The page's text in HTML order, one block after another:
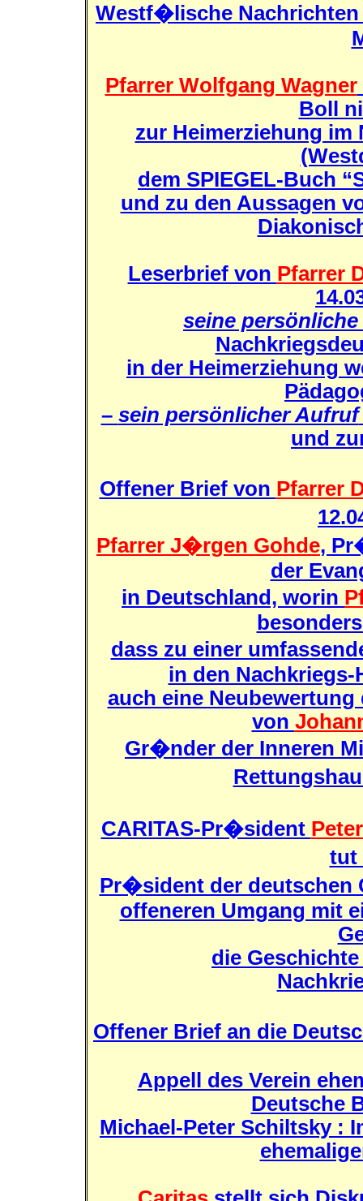
Westf�lische
Pfarrer Wolfgang Wagner
Boll
zur Heimerziehung im
dem SPIEGEL-Buch
und zu den Aussagen
Leserbrief von Pfarrer
seine
in der Heimerziehung
– sein persönlicher Aufruf
und
Offener Brief von Pfarrer
Pfarrer J�rgen Gohde,
der
in Deutschland, worin
dass zu einer
in den
auch eine
von
Gr�nder der Inneren
CARITAS-Pr�sident
tut
Pr�sident der deutschen
offeneren Umgang mit
die
Offener Brief an die
Appell des Verein
Deutsche
Michael-Peter Schiltsky :